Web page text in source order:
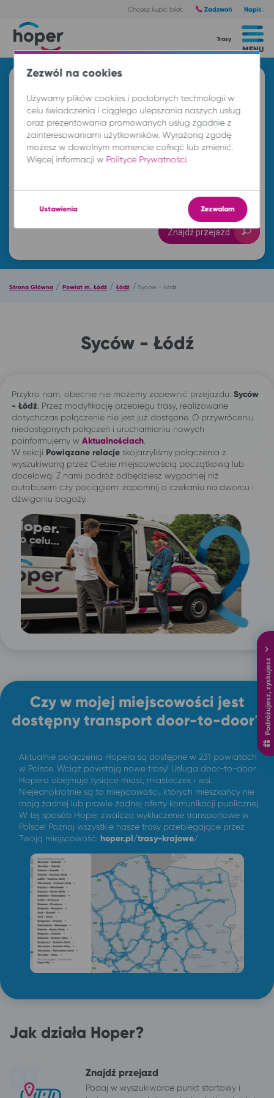
Chcesz kupić bilet: Zadzwoń Napisz
MENU
Trasy
Z
DO
pt. 7 sie. -- : --
Znajdź przejazd
Podróżujesz, zyskujesz
Strona Główna / Powiat m. Łódź / Łódź /Syców - Łódź
Syców - Łódź
Przykro nam, obecnie nie możemy zapewnić przejazdu: Syców
- Łódź . Przez modyfikację przebiegu trasy, realizowane
dotychczas połączenie nie jest już dostępne. O przywróceniu
niedostępnych połączeń i uruchamianiu nowych
poinformujemy w Aktualnościach
W sekcji Powiązane relacje skojarzyliśmy połączenia z
wyszukiwaną przez Ciebie miejscowością początkową lub
docelową. Z nami podróż odbędziesz wygodniej niż
autobusem czy pociągiem: zapomnij o czekaniu na dworcu i
dźwiganiu bagaży.
Czy w mojej miejscowości jest
dostępny transport door-to-door?
Aktualnie połączenia Hopera są dostępne w 231 powiatach
w Polsce. Wciąż powstają nowe trasy! Usługa door-to-door
Hopera obejmuje tysiące miast, miasteczek i wsi.
Niejednokrotnie są to miejscowości, których mieszkańcy nie
mają żadnej lub prawie żadnej oferty komunikacji publicznej.
W tej sposób Hoper zwalcza wykluczenie transportowe w
Polsce! Poznaj wszystkie nasze trasy przebiegające przez
Twoją miejscowość: hoper.pl/trasy-krajowe/
Jak działa Hoper?
Znajdź przejazd
Podaj w wyszukiwarce punkt startowy i
Zezwól na cookies
Używamy plików cookies i podobnych technologii w
celu świadczenia i ciągłego ulepszania naszych usług
oraz prezentowania promowanych usług zgodnie z
zainteresowaniami użytkowników. Wyrażoną zgodę
możesz w dowolnym momencie cofnąć lub zmienić.
Więcej informacji w Polityce Prywatności.
Ustawienia Zezwalam